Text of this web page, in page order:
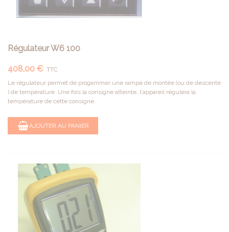
Régulateur W6 100
408,00 € TTC
Le régulateur permet de progammer une rampe de montée (ou de descente
) de température .Une fois la consigne atteinte, l'appareil régulera la
température de cette consigne.
AJOUTER AU PANIER